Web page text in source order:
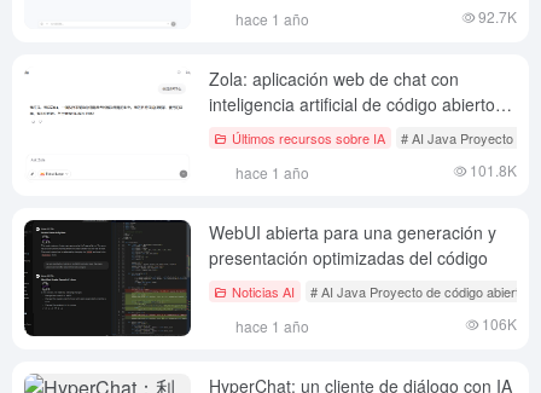
hace 1 año 92.7K
Zola: aplicación web de chat con
inteligencia artificial de código abierto
con carga de documentos y
Últimos recursos sobre IA # AI Java Proyecto de
hace 1 año 101.8K
WebUI abierta para una generación y
presentación optimizadas del código
Noticias AI # AI Java Proyecto de código abierto
hace 1 año 106K
HyperChat: un cliente de diálogo con IA